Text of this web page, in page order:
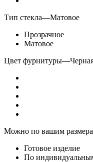
Тип стекла—Матовое
Прозрачное
Матовое
Цвет фурнитуры—
Можно по вашим
Готовое изделие
По